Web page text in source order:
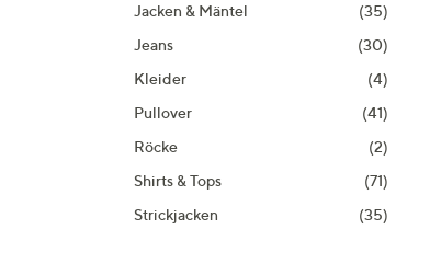
Jacken & Mäntel
(35)
Jeans
(30)
Kleider
(4)
Pullover
(41)
Röcke
(2)
Shirts & Tops
(71)
Strickjacken
(35)